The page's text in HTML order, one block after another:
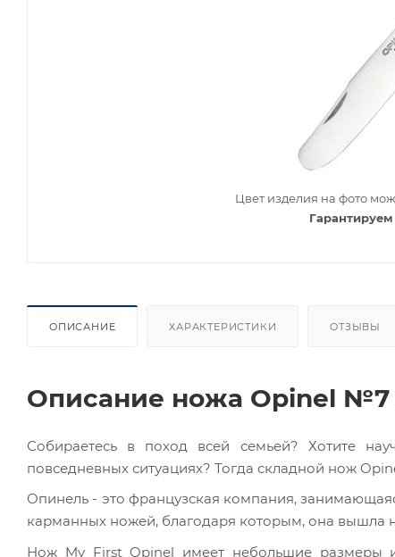
Цвет изделия на фото
Гарантируем
ОПИСАНИЕ ХАРАКТЕРИСТИКИ ОТЗЫВЫ
Описание ножа Opinel №7
Собираетесь в поход всей семьей? Хотите
повседневных ситуациях? Тогда складной нож
Опинель - это французская компания,
карманных ножей, благодаря которым, она вышла
Нож My First Opinel имеет небольшие размеры